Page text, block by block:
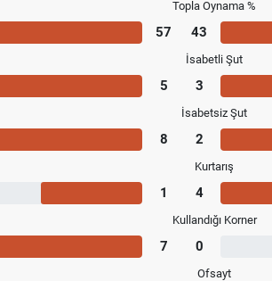
Topla Oynama %
57 43
İsabetli Şut
5 3
İsabetsiz Şut
8 2
Kurtarış
1 4
Kullandığı Korner
7 0
Ofsayt